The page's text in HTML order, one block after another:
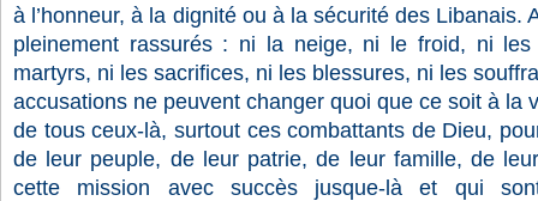
à l’honneur, à la dignité ou à la sécurité des Libanais.
pleinement rassurés : ni la neige, ni le froid, ni
martyrs, ni les sacrifices, ni les blessures, ni les
accusations ne peuvent changer quoi que ce soit à la
de tous ceux-là, surtout ces combattants de Dieu,
de leur peuple, de leur patrie, de leur famille, de
cette mission avec succès jusque-là et qui